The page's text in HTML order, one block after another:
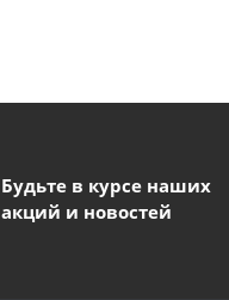
Будьте в курсе наших
акций и новостей